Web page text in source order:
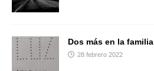
Dos más en la familia
28 febrero 2022